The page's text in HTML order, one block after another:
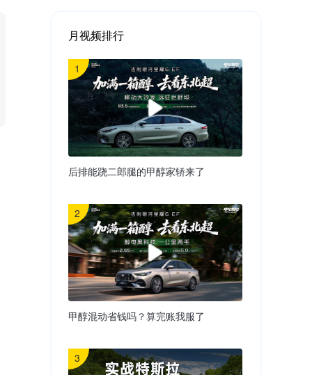
月视频排行
1
后排能跷二郎腿的甲醇家轿来了
2
甲醇混动省钱吗？算完账我服了
3